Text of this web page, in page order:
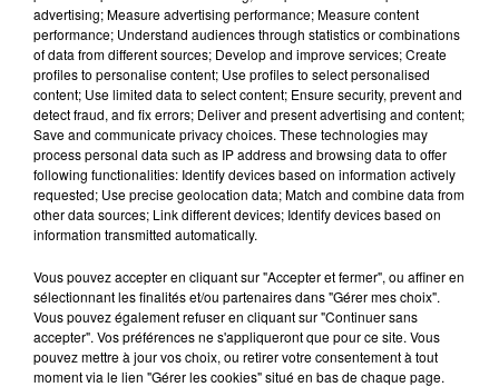
LE CLUB RVM
Jusqu'a 2h !
DIMITRI VEGAS & LIKE
MIKE
The Hum
ROZALLA
Everybody's Free
advertising; Measure advertising performance; Measure content
performance; Understand audiences through statistics or combinations
of data from different sources; Develop and improve services; Create
profiles to personalise content; Use profiles to select personalised
content; Use limited data to select content; Ensure security, prevent and
detect fraud, and fix errors; Deliver and present advertising and content;
Save and communicate privacy choices. These technologies may
process personal data such as IP address and browsing data to offer
following functionalities: Identify devices based on information actively
requested; Use precise geolocation data; Match and combine data from
other data sources; Link different devices; Identify devices based on
information transmitted automatically.
Vous pouvez accepter en cliquant sur "Accepter et fermer", ou affiner en
sélectionnant les finalités et/ou partenaires dans "Gérer mes choix".
Vous pouvez également refuser en cliquant sur "Continuer sans
accepter". Vos préférences ne s'appliqueront que pour ce site. Vous
pouvez mettre à jour vos choix, ou retirer votre consentement à tout
moment via le lien "Gérer les cookies" situé en bas de chaque page.